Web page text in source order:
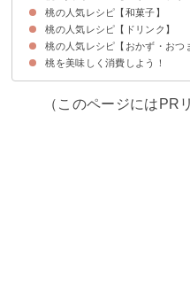
①桃ミルクプリン
②炭酸水ゼリー
③ムース
④長持ちする桃のコンポート
⑤豆腐のブラマンジェ桃のコン
桃の人気レシピ【和菓子】
①桃羊羹
②桃大福
③桃寒天
桃の人気レシピ【ドリンク】
①スムージー
②ラッシー
③シェイク
桃の人気レシピ【おかず・おつ
①桃と生ハムのクリームチーズ
②桃とチーズのピザ
桃を美味しく消費しよう！
（このページにはPR